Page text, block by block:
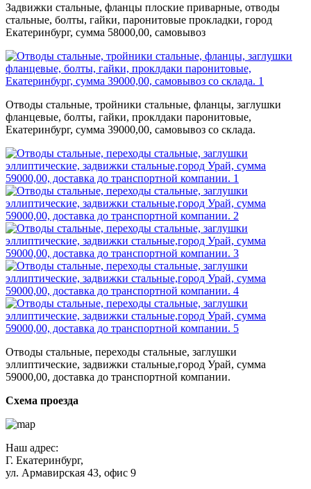
Задвижки стальные, фланцы плоские приварные, отводы
стальные, болты, гайки, паронитовые прокладки, город
Екатеринбург, сумма 58000,00, самовывоз
Отводы стальные, тройники стальные, фланцы, заглушки
фланцевые, болты, гайки, проклдаки паронитовые,
Екатеринбург, сумма 39000,00, самовывоз со склада.
Отводы стальные, переходы стальные, заглушки
эллиптические, задвижки стальные,город Урай, сумма
59000,00, доставка до транспортной компании.
Схема проезда
Наш адрес:
Г. Екатеринбург,
ул. Армавирская 43, офис 9